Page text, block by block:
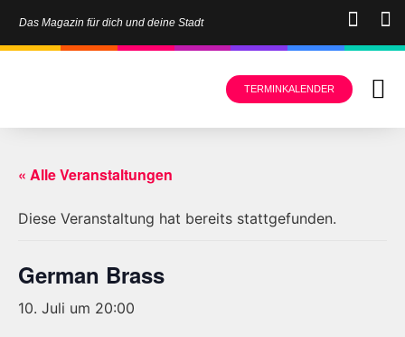
Das Magazin für dich und deine Stadt
TERMINKALENDER
« Alle Veranstaltungen
Diese Veranstaltung hat bereits stattgefunden.
German Brass
10. Juli um 20:00